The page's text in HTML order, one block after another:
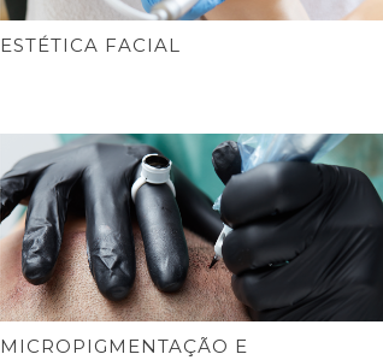
ESTÉTICA FACIAL
MICROPIGMENTAÇÃO E